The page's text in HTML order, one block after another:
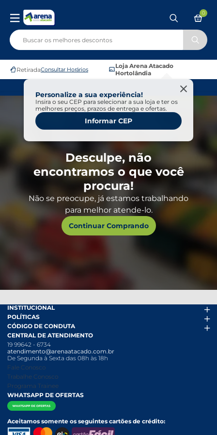
RetiradaConsultar Horários
Loja Arena Atacado
Hortolândia
Personalize a sua experiência!
Insira o seu CEP para selecionar a sua loja e ter os
melhores preços, prazos de entrega e ofertas.
Informar CEP
0
Desculpe, não
encontramos o que você
procura!
Não se preocupe, já estamos trabalhando
para melhor atende-lo.
Continuar Comprando
INSTITUCIONAL
Arena Mais
Fácil Pra Pagar
Ofertas
Folheto
Nossas Lojas
Nossa História
Relatório Transparência Salarial
POLÍTICAS
Termos de uso
Política de Trocas e Devoluções
Política de Privacidade
Política Anticorrupção
Política de entrega e Retirada
Política de Pagamento
CÓDIGO DE CONDUTA
Código de conduta PDF
Canal de Denúncias
Canal de Denúncias da Mulher
CENTRAL DE ATENDIMENTO
19 99642 - 6734
atendimento@arenaatacado.com.br
De Segunda à Sexta das 08h às 18h
Fale Conosco
Trabalhe Conosco
Programa Trainee
WHATSAPP DE OFERTAS
Aceitamos somente os seguintes cartões de crédito: